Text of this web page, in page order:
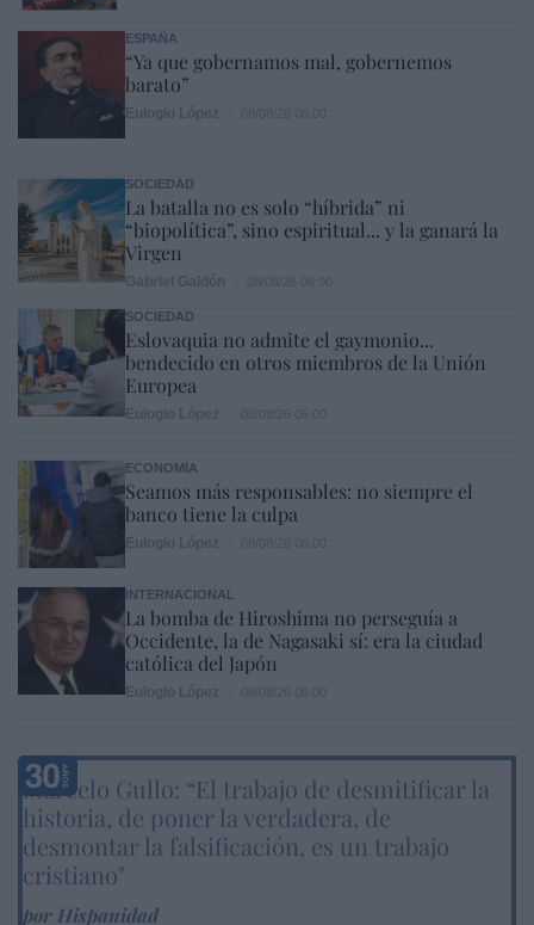
ESPAÑA
“Ya que gobernamos mal, gobernemos
barato”
SOCIEDAD
La batalla no es solo “híbrida” ni
“biopolítica”, sino espiritual... y la ganará la
Virgen
SOCIEDAD
Eslovaquia no admite el gaymonio...
bendecido en otros miembros de la Unión
Europea
ECONOMÍA
Seamos más responsables: no siempre el
banco tiene la culpa
INTERNACIONAL
La bomba de Hiroshima no perseguía a
Occidente, la de Nagasaki sí: era la ciudad
católica del Japón
Marcelo Gullo: “El trabajo de desmitificar la
historia, de poner la verdadera, de
desmontar la falsificación, es un trabajo
cristiano"
por Hispanidad